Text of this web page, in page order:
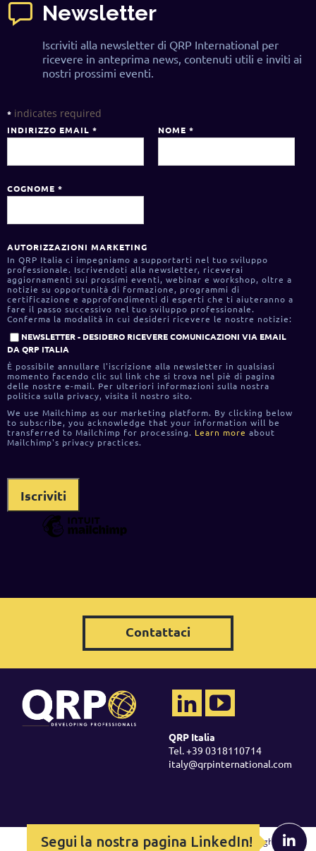
Newsletter
Iscriviti alla newsletter di QRP International per
ricevere in anteprima news, contenuti utili e inviti ai
nostri prossimi eventi.
* indicates required
INDIRIZZO EMAIL * NOME *
COGNOME *
AUTORIZZAZIONI MARKETING
In QRP Italia ci impegniamo a supportarti nel tuo sviluppo
professionale. Iscrivendoti alla newsletter, riceverai
aggiornamenti sui prossimi eventi, webinar e workshop, oltre a
notizie su opportunità di formazione, programmi di
certificazione e approfondimenti di esperti che ti aiuteranno a
fare il passo successivo nel tuo sviluppo professionale.
Conferma la modalità in cui desideri ricevere le nostre notizie:
NEWSLETTER - DESIDERO RICEVERE COMUNICAZIONI VIA EMAIL
DA QRP ITALIA
È possibile annullare l'iscrizione alla newsletter in qualsiasi
momento facendo clic sul link che si trova nel piè di pagina
delle nostre e-mail. Per ulteriori informazioni sulla nostra
politica sulla privacy, visita il nostro sito.
We use Mailchimp as our marketing platform. By clicking below
to subscribe, you acknowledge that your information will be
transferred to Mailchimp for processing. Learn more about
Mailchimp's privacy practices.
Contattaci
QRP Italia
Tel. +39 0318110714
italy@qrpinternational.com
Copyright © 2026 QRP -Legal Policy-Cookie Policy-
Copyright &
Segui la nostra pagina LinkedIn!